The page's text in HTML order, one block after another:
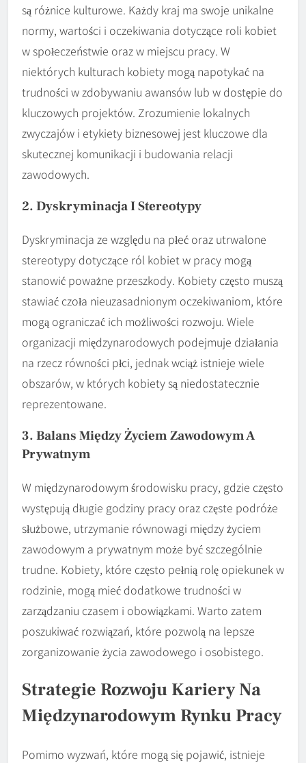
są różnice kulturowe. Każdy kraj ma swoje unikalne
normy, wartości i oczekiwania dotyczące roli kobiet
w społeczeństwie oraz w miejscu pracy. W
niektórych kulturach kobiety mogą napotykać na
trudności w zdobywaniu awansów lub w dostępie do
kluczowych projektów. Zrozumienie lokalnych
zwyczajów i etykiety biznesowej jest kluczowe dla
skutecznej komunikacji i budowania relacji
zawodowych.
2. Dyskryminacja I Stereotypy
Dyskryminacja ze względu na płeć oraz utrwalone
stereotypy dotyczące ról kobiet w pracy mogą
stanowić poważne przeszkody. Kobiety często muszą
stawiać czoła nieuzasadnionym oczekiwaniom, które
mogą ograniczać ich możliwości rozwoju. Wiele
organizacji międzynarodowych podejmuje działania
na rzecz równości płci, jednak wciąż istnieje wiele
obszarów, w których kobiety są niedostatecznie
reprezentowane.
3. Balans Między Życiem Zawodowym A
Prywatnym
W międzynarodowym środowisku pracy, gdzie często
występują długie godziny pracy oraz częste podróże
służbowe, utrzymanie równowagi między życiem
zawodowym a prywatnym może być szczególnie
trudne. Kobiety, które często pełnią rolę opiekunek w
rodzinie, mogą mieć dodatkowe trudności w
zarządzaniu czasem i obowiązkami. Warto zatem
poszukiwać rozwiązań, które pozwolą na lepsze
zorganizowanie życia zawodowego i osobistego.
Strategie Rozwoju Kariery Na
Międzynarodowym Rynku Pracy
Pomimo wyzwań, które mogą się pojawić, istnieje